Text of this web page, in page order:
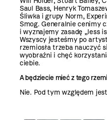
Saul Bass, Henryk
Śliwka i grupy Norm,
Smog. Generalnie cenimy
i wyznajemy zasadę „less
Wszyscy jesteśmy po
rzemiosła trzeba nauczyć
wyobraźni i chęć
ciebie.
A będziecie mieć z tego
Nie. Pod tym względem